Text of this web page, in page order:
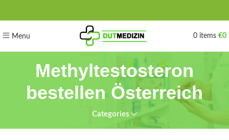
Menu 0 items €0
Methyltestosteron
bestellen Österreich
Categories